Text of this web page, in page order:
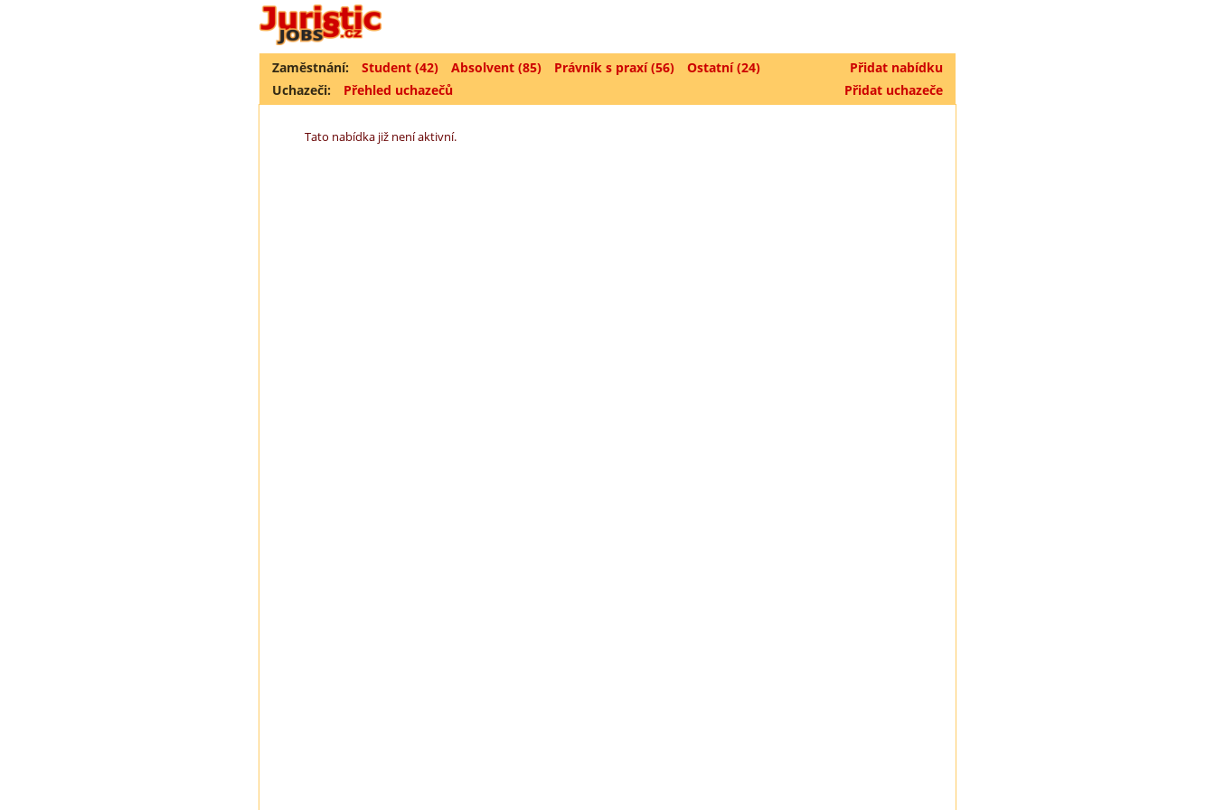
Zaměstnání: Student (42) Absolvent (85) Právník s praxí (56) Ostatní (24)
Přidat nabídku
Uchazeči:
Přehled uchazečů Přidat uchazeče
Tato nabídka již není aktivní.